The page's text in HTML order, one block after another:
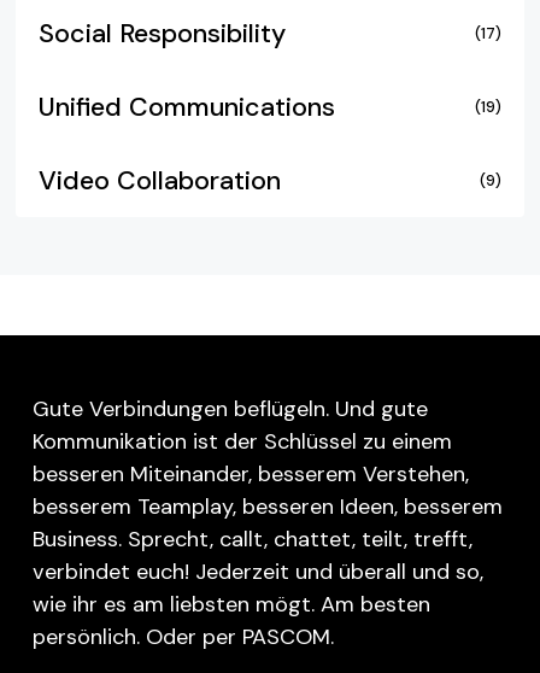
Social Responsibility (17)
Unified Communications (19)
Video Collaboration (9)
Gute Verbindungen beflügeln. Und gute
Kommunikation ist der Schlüssel zu einem
besseren Miteinander, besserem Verstehen,
besserem Teamplay, besseren Ideen, besserem
Business. Sprecht, callt, chattet, teilt, trefft,
verbindet euch! Jederzeit und überall und so,
wie ihr es am liebsten mögt. Am besten
persönlich. Oder per PASCOM.